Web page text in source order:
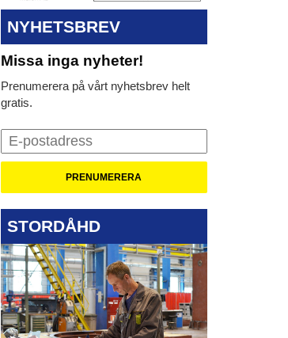
NYHETSBREV
Missa inga nyheter!
Prenumerera på vårt nyhetsbrev helt
gratis.
STORDÅHD